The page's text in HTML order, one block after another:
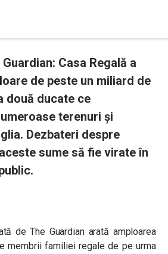
Casa Regală a
de peste un miliard de
două ducate ce
terenuri și
Dezbateri despre
sume să fie virate în
de The Guardian arată amploarea
membrii familiei regale de pe urma